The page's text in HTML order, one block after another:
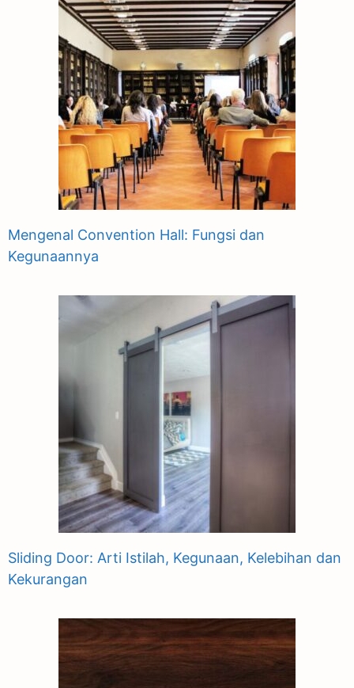
Mengenal Convention Hall: Fungsi dan
Kegunaannya
Sliding Door: Arti Istilah, Kegunaan, Kelebihan dan
Kekurangan